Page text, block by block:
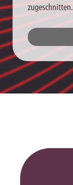
zugeschnitten.